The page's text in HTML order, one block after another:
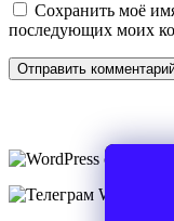
Сохранить моё
последующих моих